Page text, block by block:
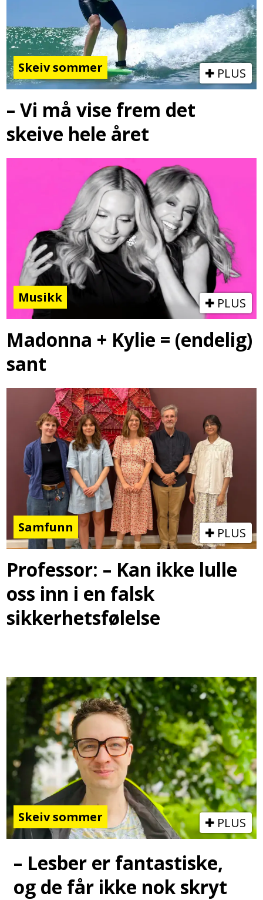
Skeiv sommer PLUS
– Vi må vise frem det
skeive hele året
Musikk PLUS
Madonna + Kylie = (endelig)
sant
Samfunn PLUS
Professor: – Kan ikke lulle
oss inn i en falsk
sikkerhetsfølelse
Skeiv sommer PLUS
– Lesber er fantastiske,
og de får ikke nok skryt